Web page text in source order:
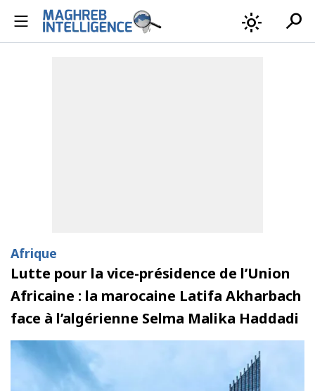
light_mode search
Afrique
Lutte pour la vice-présidence de l’Union
Africaine : la marocaine Latifa Akharbach
face à l’algérienne Selma Malika Haddadi